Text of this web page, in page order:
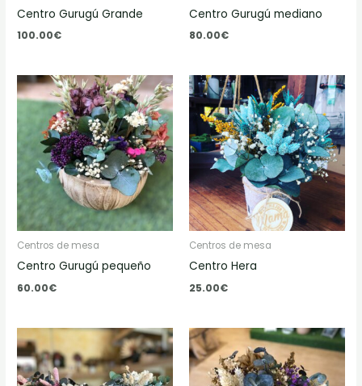
Centro Gurugú Grande
100.00€
Centro Gurugú mediano
80.00€
Centros de mesa
Centro Gurugú pequeño
60.00€
Centros de mesa
Centro Hera
25.00€